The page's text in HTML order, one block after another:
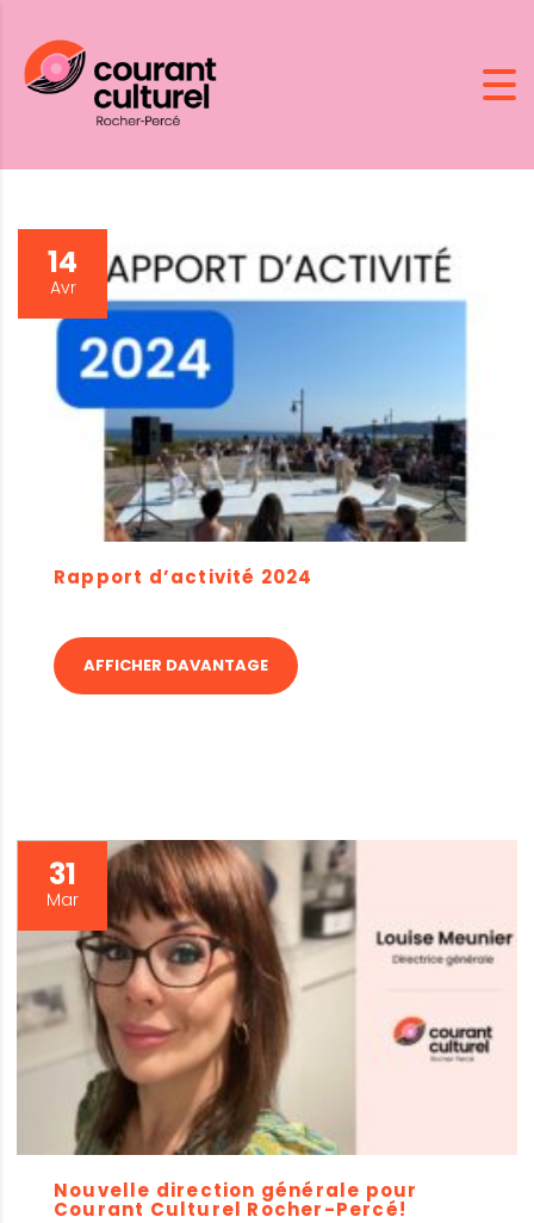
14
Avr
Rapport d’activité 2024
AFFICHER DAVANTAGE
31
Mar
Nouvelle direction générale pour
Courant Culturel Rocher-Percé!